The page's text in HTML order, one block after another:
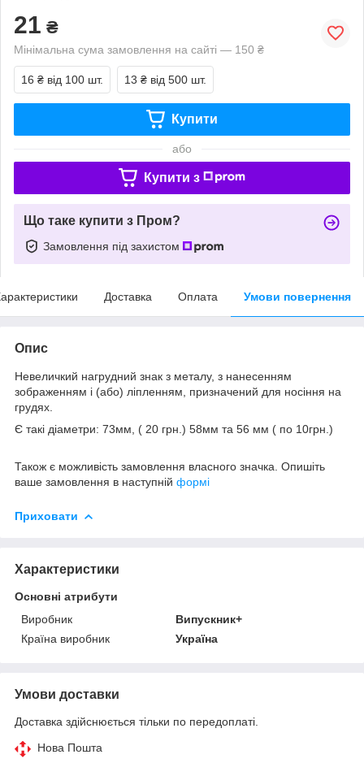
21 ₴
Мінімальна сума замовлення на сайті — 150 ₴
16 ₴ від 100 шт. 13 ₴ від 500 шт.
Купити
або
Купити з
Що таке купити з Пром?
Замовлення під захистом
Доставка Оплата Умови повернення
Опис
Невеличкий нагрудний знак з металу, з нанесенням
зображенням і (або) ліпленням, призначений для носіння на
грудях.
Є такі діаметри: 73мм, ( 20 грн.) 58мм та 56 мм ( по 10грн.)
Також є можливість замовлення власного значка. Опишіть
ваше замовлення в наступній формі
Приховати
Характеристики
Основні атрибути
Виробник
Випускник+
Країна виробник
Україна
Умови доставки
Доставка здійснюється тільки по передоплаті.
Нова Пошта